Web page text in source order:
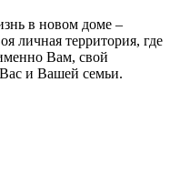
в новом доме –
личная территория, где
Вам, свой
и Вашей семьи.